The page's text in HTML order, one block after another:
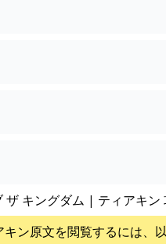
キングダム | ティアキン
キン原文を閲覧するには、